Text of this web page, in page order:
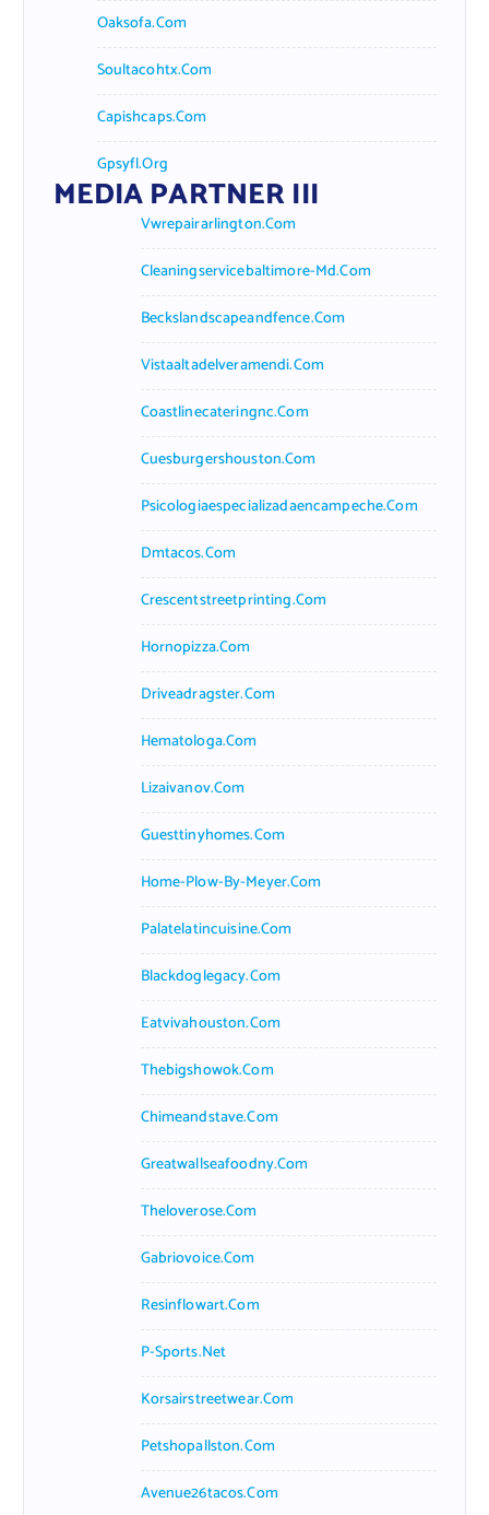
Oaksofa.com
Soultacohtx.com
Capishcaps.com
Gpsyfl.org
MEDIA PARTNER III
Vwrepairarlington.com
Cleaningservicebaltimore-Md.com
Beckslandscapeandfence.com
Vistaaltadelveramendi.com
Coastlinecateringnc.com
Cuesburgershouston.com
Psicologiaespecializadaencampeche.com
Dmtacos.com
Crescentstreetprinting.com
Hornopizza.com
Driveadragster.com
Hematologa.com
Lizaivanov.com
Guesttinyhomes.com
Home-Plow-By-Meyer.com
Palatelatincuisine.com
Blackdoglegacy.com
Eatvivahouston.com
Thebigshowok.com
Chimeandstave.com
Greatwallseafoodny.com
Theloverose.com
Gabriovoice.com
Resinflowart.com
P-Sports.net
Korsairstreetwear.com
Petshopallston.com
Avenue26tacos.com